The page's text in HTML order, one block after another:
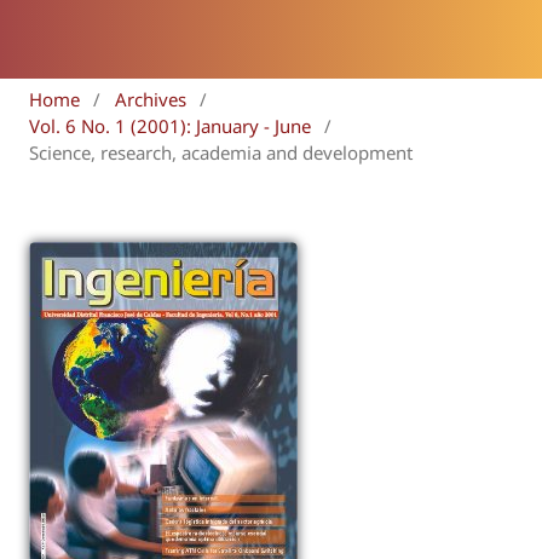
Home / Archives /
Vol. 6 No. 1 (2001): January - June /
Science, research, academia and development